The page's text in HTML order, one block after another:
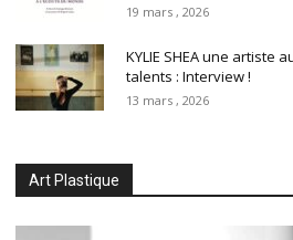
19 mars , 2026
KYLIE SHEA une artiste
talents : Interview !
13 mars , 2026
Art Plastique